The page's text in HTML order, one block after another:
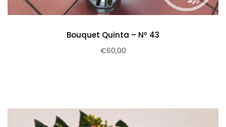
Bouquet Quinta – Nº 43
€60,00